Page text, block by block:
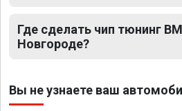
Где сделать чип тюнинг
Новгороде?
Вы не узнаете ваш